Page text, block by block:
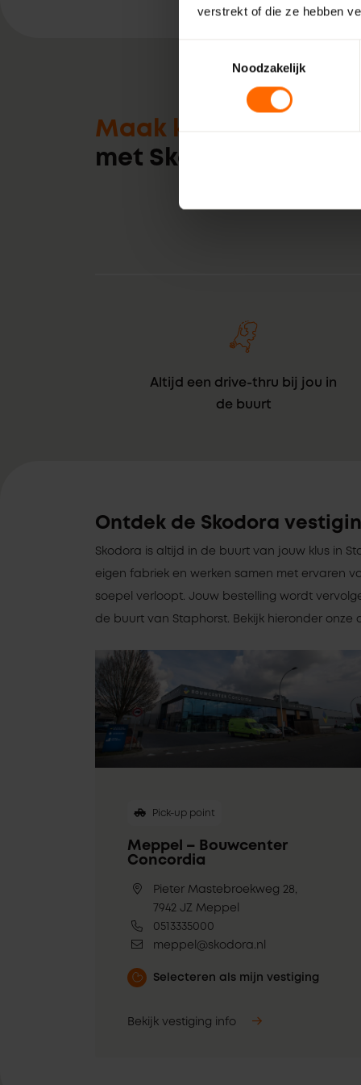
verstrekt of die ze hebben
Noodzakelijk
Maak kennis
met Skodora
Altijd een drive-thru bij jou in
de buurt
Ontdek de Skodora
Skodora is altijd in de buurt van jouw klus in
eigen fabriek en werken samen met ervaren
soepel verloopt. Jouw bestelling wordt
de buurt van Staphorst. Bekijk hieronder onze
Pick-up point
Meppel – Bouwcenter
Concordia
Pieter Mastebroekweg 28,
7942 JZ Meppel
0513335000
meppel@skodora.nl
Selecteren als mijn vestiging
Bekijk vestiging info